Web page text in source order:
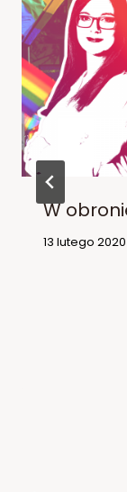
W
13 lutego 2020